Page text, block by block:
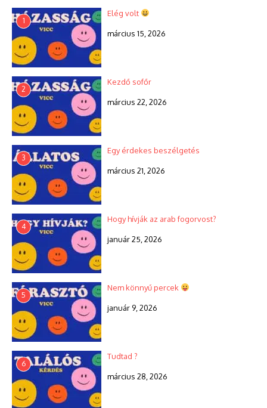
1
Elég volt
március 15, 2026
2
Kezdő sofőr
március 22, 2026
3
Egy érdekes beszélgetés
március 21, 2026
4
Hogy hívják az arab fogorvost?
január 25, 2026
5
Nem könnyű percek
január 9, 2026
6
Tudtad ?
március 28, 2026